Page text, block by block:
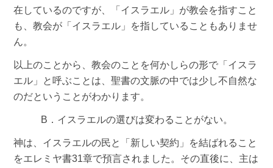
在しているのですが、「イスラエル」が教会を指すこと
も、教会が「イスラエル」を指していることもありませ
ん。
以上のことから、教会のことを何かしらの形で「イスラ
エル」と呼ぶことは、聖書の文脈の中では少し不自然な
のだということがわかります。
B．イスラエルの選びは変わることがない。
神は、イスラエルの民と「新しい契約」を結ばれること
をエレミヤ書31章で預言されました。その直後に、主は